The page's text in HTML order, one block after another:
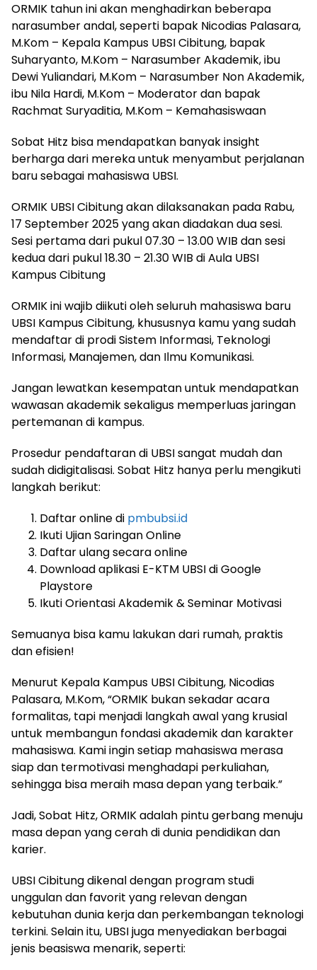
ORMIK tahun ini akan menghadirkan beberapa
narasumber andal, seperti bapak Nicodias Palasara,
M.Kom – Kepala Kampus UBSI Cibitung, bapak
Suharyanto, M.Kom – Narasumber Akademik, ibu
Dewi Yuliandari, M.Kom – Narasumber Non Akademik,
ibu Nila Hardi, M.Kom – Moderator dan bapak
Rachmat Suryaditia, M.Kom – Kemahasiswaan
Sobat Hitz bisa mendapatkan banyak insight
berharga dari mereka untuk menyambut perjalanan
baru sebagai mahasiswa UBSI.
ORMIK UBSI Cibitung akan dilaksanakan pada Rabu,
17 September 2025 yang akan diadakan dua sesi.
Sesi pertama dari pukul 07.30 – 13.00 WIB dan sesi
kedua dari pukul 18.30 – 21.30 WIB di Aula UBSI
Kampus Cibitung
ORMIK ini wajib diikuti oleh seluruh mahasiswa baru
UBSI Kampus Cibitung, khususnya kamu yang sudah
mendaftar di prodi Sistem Informasi, Teknologi
Informasi, Manajemen, dan Ilmu Komunikasi.
Jangan lewatkan kesempatan untuk mendapatkan
wawasan akademik sekaligus memperluas jaringan
pertemanan di kampus.
Prosedur pendaftaran di UBSI sangat mudah dan
sudah didigitalisasi. Sobat Hitz hanya perlu mengikuti
langkah berikut:
Daftar online di pmbubsi.id
Ikuti Ujian Saringan Online
Daftar ulang secara online
Download aplikasi E-KTM UBSI di Google
Playstore
Ikuti Orientasi Akademik & Seminar Motivasi
Semuanya bisa kamu lakukan dari rumah, praktis
dan efisien!
Menurut Kepala Kampus UBSI Cibitung, Nicodias
Palasara, M.Kom, “ORMIK bukan sekadar acara
formalitas, tapi menjadi langkah awal yang krusial
untuk membangun fondasi akademik dan karakter
mahasiswa. Kami ingin setiap mahasiswa merasa
siap dan termotivasi menghadapi perkuliahan,
sehingga bisa meraih masa depan yang terbaik.”
Jadi, Sobat Hitz, ORMIK adalah pintu gerbang menuju
masa depan yang cerah di dunia pendidikan dan
karier.
UBSI Cibitung dikenal dengan program studi
unggulan dan favorit yang relevan dengan
kebutuhan dunia kerja dan perkembangan teknologi
terkini. Selain itu, UBSI juga menyediakan berbagai
jenis beasiswa menarik, seperti: